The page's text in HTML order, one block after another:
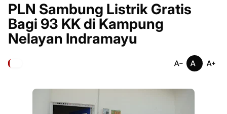
PLN Sambung Listrik Gratis
Bagi 93 KK di Kampung
Nelayan Indramayu